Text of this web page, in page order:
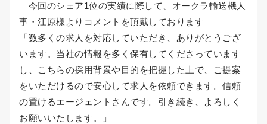
今回のシェア1位の実績に際して、オークラ輸送機人
事・江原様よりコメントを頂戴しております
「数多くの求人を対応していただき、ありがとうござ
います。当社の情報を多く保有してくださっています
し、こちらの採用背景や目的を把握した上で、ご提案
をいただけるので安心して求人を依頼できます。信頼
の置けるエージェントさんです。引き続き、よろしく
お願いいたします。」